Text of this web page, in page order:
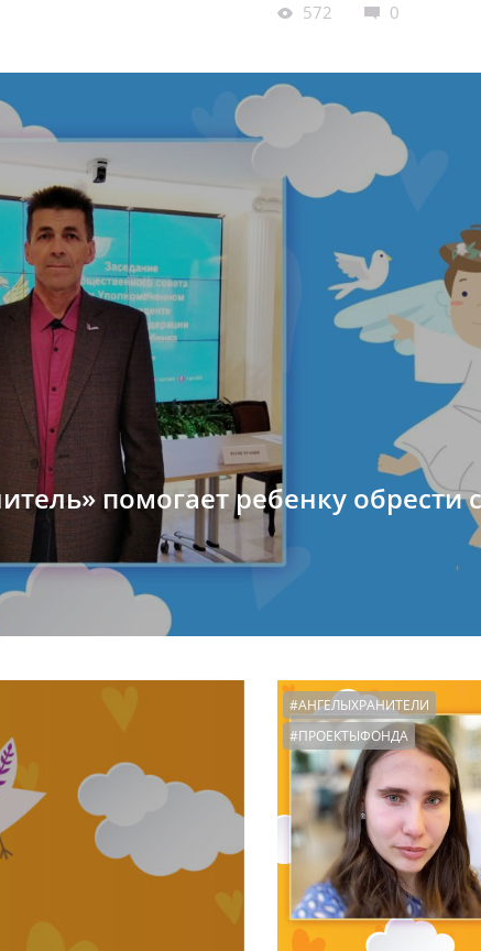
572 0
помогает ребенку обрести
#АНГЕЛЫХРАНИТЕЛИ
#ПРОЕКТЫФОНДА